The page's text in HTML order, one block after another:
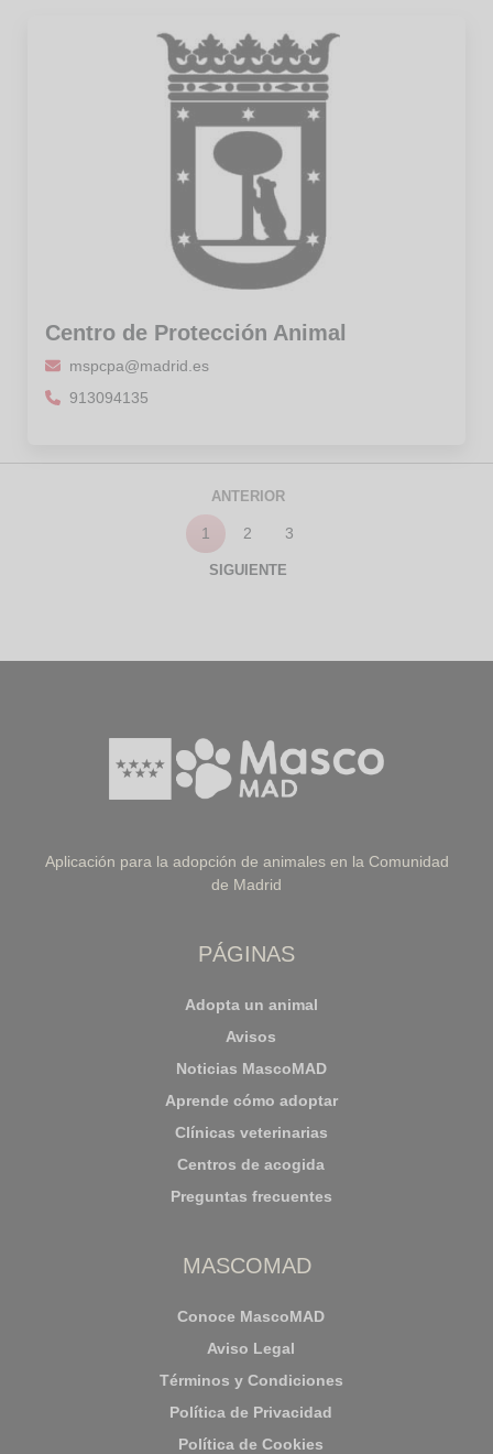
Centro de Protección Animal
mspcpa@madrid.es
913094135
ANTERIOR
1 2 3
SIGUIENTE
Aplicación para la adopción de animales en la Comunidad
de Madrid
PÁGINAS
Adopta un animal
Avisos
Noticias MascoMAD
Aprende cómo adoptar
Clínicas veterinarias
Centros de acogida
Preguntas frecuentes
MASCOMAD
Conoce MascoMAD
Aviso Legal
Términos y Condiciones
Política de Privacidad
Política de Cookies